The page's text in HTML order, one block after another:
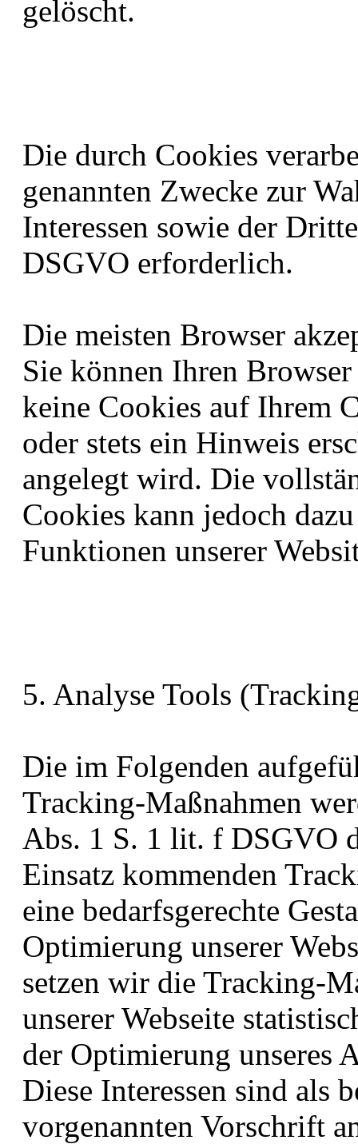
gelöscht.
Die durch Cookies
genannten Zwecke zur
Interessen sowie der
DSGVO erforderlich.
Die meisten Browser
Sie können Ihren
keine Cookies auf Ihrem
oder stets ein Hinweis
angelegt wird. Die
Cookies kann jedoch
Funktionen unserer
5. Analyse Tools
Die im Folgenden
Tracking-Maßnahmen
Abs. 1 S. 1 lit. f DSGVO
Einsatz kommenden
eine bedarfsgerechte
Optimierung unserer
setzen wir die Tracking-
unserer Webseite
der Optimierung unseres
Diese Interessen sind als
vorgenannten Vorschrift